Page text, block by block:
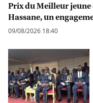
Prix du Meilleur
Hassane, un
09/08/2026 18:40